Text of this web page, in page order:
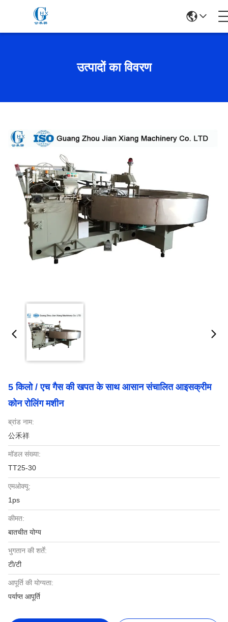
उत्पादों का विवरण
5 किलो / एच गैस की खपत के साथ आसान संचालित आइसक्रीम
कोन रोलिंग मशीन
ब्रांड नाम:
公禾祥
मॉडल संख्या:
TT25-30
एमओक्यू:
1ps
कीमत:
बातचीत योग्य
भुगतान की शर्तें:
टी/टी
आपूर्ति की योग्यता:
पर्याप्त आपूर्ति